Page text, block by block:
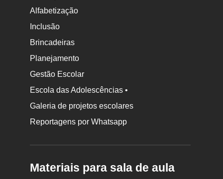
Alfabetização
Inclusão
Brincadeiras
Planejamento
Gestão Escolar
Escola das Adolescências •
Galeria de projetos escolares
Reportagens por Whatsapp
Materiais para sala de aula